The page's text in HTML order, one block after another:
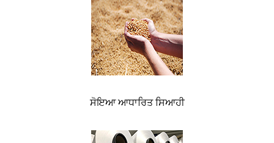
ਸੋਇਆ ਆਧਾਰਿਤ ਸਿਆਹੀ